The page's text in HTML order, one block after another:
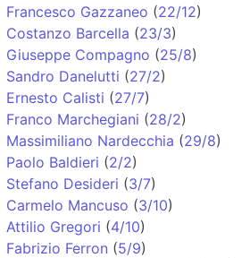
Francesco Gazzaneo (22/12)
Costanzo Barcella (23/3)
Giuseppe Compagno (25/8)
Sandro Danelutti (27/2)
Ernesto Calisti (27/7)
Franco Marchegiani (28/2)
Massimiliano Nardecchia (29/8)
Paolo Baldieri (2/2)
Stefano Desideri (3/7)
Carmelo Mancuso (3/10)
Attilio Gregori (4/10)
Fabrizio Ferron (5/9)